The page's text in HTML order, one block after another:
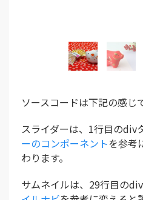
ソースコードは下記の感じ
スライダーは、1行目のdiv
ーのコンポーネントを参考
わります。
サムネイルは、29行目の